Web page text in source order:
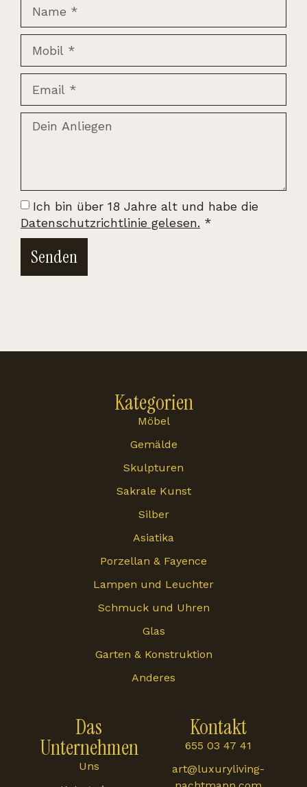
Ich bin über 18 Jahre alt und habe die
Datenschutzrichtlinie gelesen. *
Senden
Das
Unternehmen
Uns
Kontakt
655 03 47 41
art@luxuryliving-
Kategorien
Möbel
Gemälde
Skulpturen
Sakrale Kunst
Silber
Asiatika
Porzellan & Fayence
Lampen und Leuchter
Schmuck und Uhren
Glas
Garten & Konstruktion
Anderes